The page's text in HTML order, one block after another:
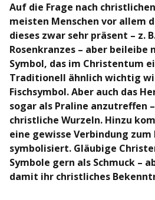
Auf die Frage nach
meisten Menschen vor allem
dieses zwar sehr präsent – z.
Rosenkranzes – aber beileibe
Symbol, das im Christentum
Traditionell ähnlich wichtig
Fischsymbol. Aber auch das
sogar als Praline anzutreffen
christliche Wurzeln. Hinzu
eine gewisse Verbindung
symbolisiert. Gläubige
Symbole gern als Schmuck –
damit ihr christliches